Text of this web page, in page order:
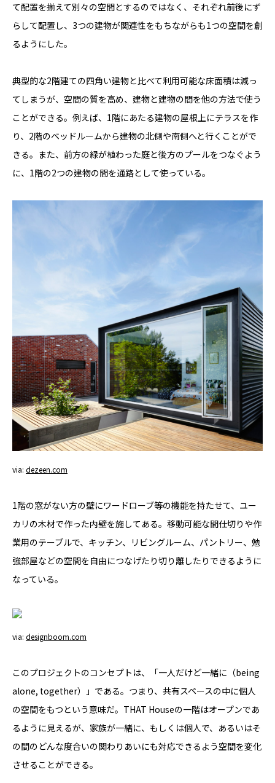
て配置を揃えて別々の空間とするのではなく、それぞれ前後にず
らして配置し、3つの建物が関連性をもちながらも1つの空間を創
るようにした。
典型的な2階建ての四角い建物と比べて利用可能な床面積は減っ
てしまうが、空間の質を高め、建物と建物の間を他の方法で使う
ことができる。例えば、1階にあたる建物の屋根上にテラスを作
り、2階のベッドルームから建物の北側や南側へと行くことがで
きる。また、前方の緑が植わった庭と後方のプールをつなぐよう
に、1階の2つの建物の間を通路として使っている。
via: dezeen.com
1階の窓がない方の壁にワードローブ等の機能を持たせて、ユー
カリの木材で作った内壁を施してある。移動可能な間仕切りや作
業用のテーブルで、キッチン、リビングルーム、パントリー、勉
強部屋などの空間を自由につなげたり切り離したりできるように
なっている。
via: designboom.com
このプロジェクトのコンセプトは、「一人だけど一緒に（being
alone, together）」である。つまり、共有スペースの中に個人
の空間をもつという意味だ。THAT Houseの一階はオープンであ
るように見えるが、家族が一緒に、もしくは個人で、あるいはそ
の間のどんな度合いの関わりあいにも対応できるよう空間を変化
させることができる。